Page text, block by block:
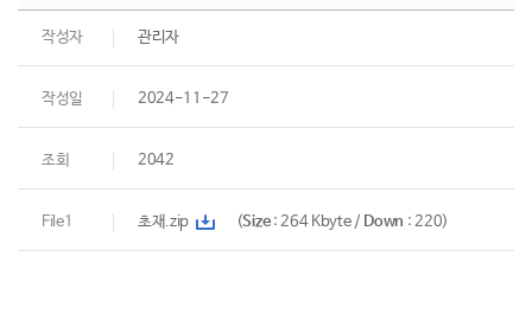
작성자 관리자
작성일 2024-11-27
조회 2042
File1 초재.zip (Size: 264 Kbyte / Down : 220)